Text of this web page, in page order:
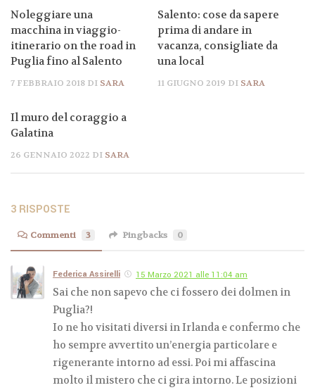
Noleggiare una
macchina in viaggio-
itinerario on the road in
Puglia fino al Salento
7 FEBBRAIO 2018 DI SARA
Salento: cose da sapere
prima di andare in
vacanza, consigliate da
una local
11 GIUGNO 2019 DI SARA
Il muro del coraggio a
Galatina
26 GENNAIO 2022 DI SARA
3 RISPOSTE
Commenti 3 Pingbacks 0
Federica Assirelli 15 Marzo 2021 alle 11:04 am
Sai che non sapevo che ci fossero dei dolmen in
Puglia?!
Io ne ho visitati diversi in Irlanda e confermo che
ho sempre avvertito un’energia particolare e
rigenerante intorno ad essi. Poi mi affascina
molto il mistero che ci gira intorno. Le posizioni